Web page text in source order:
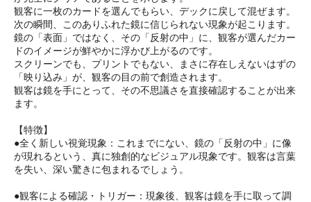
観客に一枚のカードを選んでもらい、デックに戻して混ぜます。
次の瞬間、このありふれた鏡に信じられない現象が起こります。
鏡の「表面」ではなく、その「反射の中」に、観客が選んだカー
ドのイメージが鮮やかに浮かび上がるのです。
スクリーンでも、プリントでもない、まさに存在しえないはずの
「映り込み」が、観客の目の前で創造されます。
観客は鏡を手にとって、その不思議さを直接確認することが出来
ます。
【特徴】
●全く新しい視覚現象：これまでにない、鏡の「反射の中」に像
が現れるという、真に独創的なビジュアル現象です。観客は言葉
を失い、深い驚きに包まれるでしょう。
●観客による確認・トリガー：現象後、観客は鏡を手に取って調